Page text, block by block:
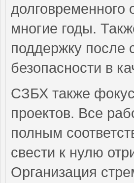
долговременного
многие годы.
поддержку после
безопасности в
СЗБХ также
проектов. Все
полным
свести к нулю
Организация